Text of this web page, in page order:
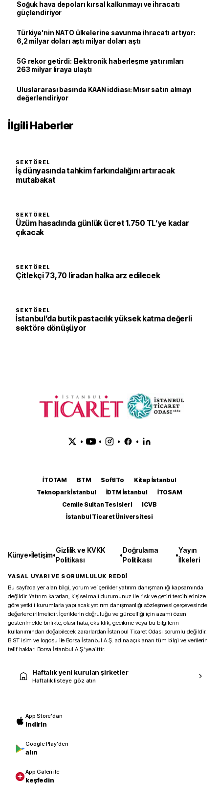
Soğuk hava depoları kırsal kalkınmayı ve ihracatı
güçlendiriyor
Türkiye'nin NATO ülkelerine savunma ihracatı artıyor:
6,2 milyar doları aştı milyar doları aştı
5G rekor getirdi: Elektronik haberleşme yatırımları
263 milyar liraya ulaştı
Uluslararası basında KAAN iddiası: Mısır satın almayı
değerlendiriyor
İlgili Haberler
SEKTÖREL
İş dünyasında tahkim farkındalığını artıracak
mutabakat
SEKTÖREL
Üzüm hasadında günlük ücret 1.750 TL’ye kadar
çıkacak
SEKTÖREL
Çitlekçi 73,70 liradan halka arz edilecek
SEKTÖREL
İstanbul’da butik pastacılık yüksek katma değerli
sektöre dönüşüyor
• • • •
İTOTAM BTM SoftITo
Kitap İstanbul
Teknopark İstanbul
İDTM İstanbul
İTOSAM
Cemile Sultan Tesisleri
ICVB
İstanbul Ticaret Üniversitesi
Künye•İletişim•
Gizlilik ve KVKK
Politikası
•
Doğrulama
Politikası
•
Yayın
İlkeleri
YASAL UYARI VE SORUMLULUK REDDİ
Bu sayfada yer alan bilgi, yorum ve içerikler yatırım danışmanlığı kapsamında
değildir. Yatırım kararları, kişisel mali durumunuz ile risk ve getiri tercihlerinize
göre yetkili kurumlarla yapılacak yatırım danışmanlığı sözleşmesi çerçevesinde
değerlendirilmelidir. İçeriklerin doğruluğu ve güncelliği için azami özen
gösterilmekle birlikte, olası hata, eksiklik, gecikme veya bu bilgilerin
kullanımından doğabilecek zararlardan İstanbul Ticaret Odası sorumlu değildir.
BIST isim ve logosu ile Borsa İstanbul A.Ş. adına açıklanan tüm bilgi ve verilerin
telif hakları Borsa İstanbul A.Ş.’ye aittir.
Haftalık yeni kurulan şirketler
Haftalık listeye göz atın
App Store'dan
indirin
Google Play'den
alın
App Galeri ile
keşfedin